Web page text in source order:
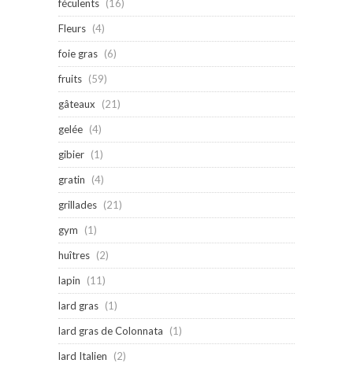
féculents (16)
Fleurs (4)
foie gras (6)
fruits (59)
gâteaux
(21)
gelée (4)
gibier (1)
gratin
(4)
grillades (21)
gym
(1)
huîtres (2)
lapin
(11)
lard gras (1)
lard gras de Colonnata
(1)
lard Italien
(2)